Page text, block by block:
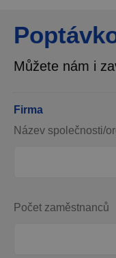
Můžete nám i
Firma
Název společnosti/
Počet zaměstnanců